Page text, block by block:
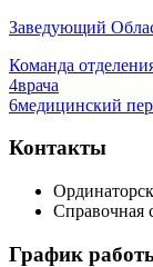
Заведующий
Команда
4врача
6медицинский
Контакты
Справочная
График